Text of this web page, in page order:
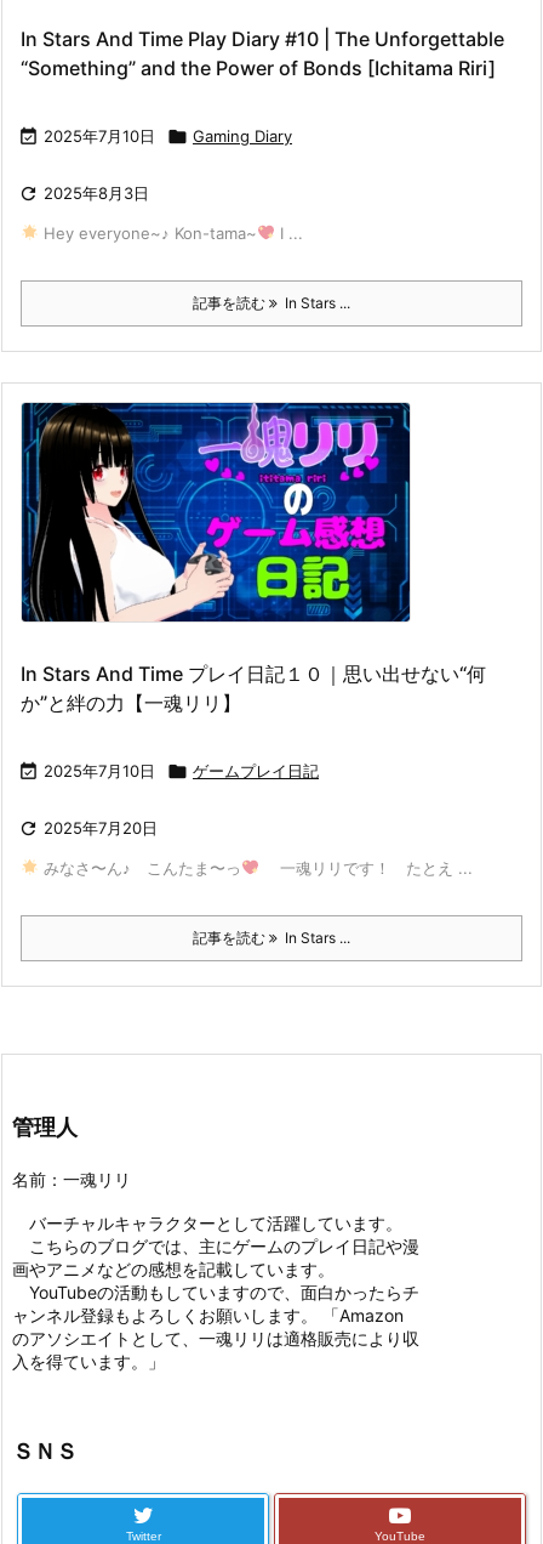
In Stars And Time Play Diary #10 | The Unforgettable
“Something” and the Power of Bonds [Ichitama Riri]
 2025年7月10日  Gaming Diary
 2025年8月3日
Hey everyone~♪ Kon-tama~ I ...
記事を読む In Stars ...
In Stars And Time プレイ日記１０｜思い出せない“何
か”と絆の力【一魂リリ】
 2025年7月10日  ゲームプレイ日記
 2025年7月20日
みなさ〜ん♪ こんたま〜っ 一魂リリです！ たとえ ...
記事を読む In Stars ...
管理人
名前：一魂リリ
バーチャルキャラクターとして活躍しています。
こちらのブログでは、主にゲームのプレイ日記や漫
画やアニメなどの感想を記載しています。
YouTubeの活動もしていますので、面白かったらチ
ャンネル登録もよろしくお願いします。 「Amazon
のアソシエイトとして、一魂リリは適格販売により収
入を得ています。」
ＳＮＳ
Twitter YouTube